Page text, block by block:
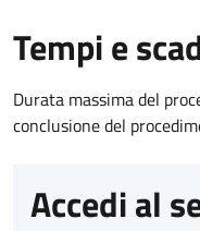
Tempi e
Durata massima del
conclusione del
Accedi al